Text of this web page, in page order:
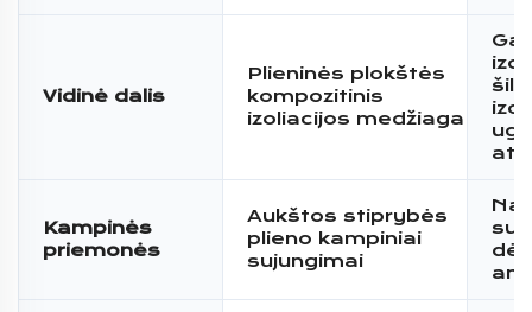
Vidinė dalis
Plieninės plokštės
kompozitinis
izoliacijos medžiaga
Kampinės
priemonės
Aukštos stiprybės
plieno kampiniai
sujungimai